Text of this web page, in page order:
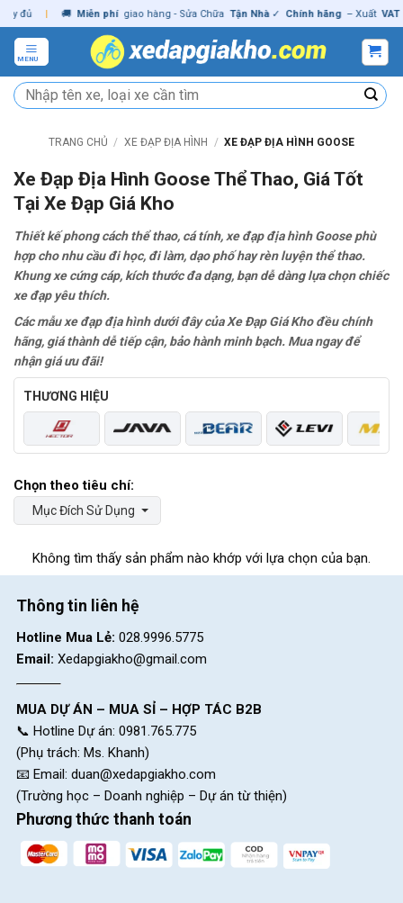
Skip
to
content
| 🚚 Miễn phí giao hàng - Sửa Chữa Tận Nhà ✓ Chính hãng – Xuất VAT đầy
MENU
Tìm
kiếm:
TRANG CHỦ / XE ĐẠP ĐỊA HÌNH / XE ĐẠP ĐỊA HÌNH GOOSE
Xe Đạp Địa Hình Goose Thể Thao, Giá Tốt
Tại Xe Đạp Giá Kho
Thiết kế phong cách thể thao, cá tính, xe đạp địa hình Goose phù
hợp cho nhu cầu đi học, đi làm, dạo phố hay rèn luyện thể thao.
Khung xe cứng cáp, kích thước đa dạng, bạn dễ dàng lựa chọn chiếc
xe đạp yêu thích.
Các mẫu xe đạp địa hình dưới đây của Xe Đạp Giá Kho đều chính
hãng, giá thành dễ tiếp cận, bảo hành minh bạch. Mua ngay để
nhận giá ưu đãi!
THƯƠNG HIỆU
Mục Đích Sử Dụng
Không tìm thấy sản phẩm nào khớp với lựa chọn của bạn.
Thông tin liên hệ
Hotline Mua Lẻ: 028.9996.5775
Email: Xedapgiakho@gmail.com
MUA DỰ ÁN – MUA SỈ – HỢP TÁC B2B
📞 Hotline Dự án: 0981.765.775
(Phụ trách: Ms. Khanh)
📧 Email: duan@xedapgiakho.com
(Trường học – Doanh nghiệp – Dự án từ thiện)
Phương thức thanh toán